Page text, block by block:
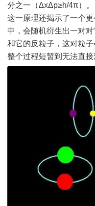
分之一（ΔxΔp≥h/4π）。
这一原理还揭示了一个
中，会随机衍生出一对
和它的反粒子，这对粒
整个过程短暂到无法直接